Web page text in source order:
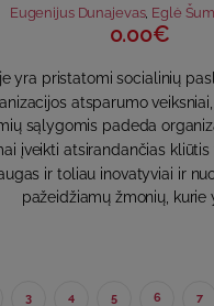
Eugenijus Dunajevas, Eglė
0.00€
yra pristatomi socialinių
atsparumo
sąlygomis padeda
įveikti atsirandančias
ir toliau inovatyviai ir
pažeidžiamų žmonių, kurie
3 4 5 6 7